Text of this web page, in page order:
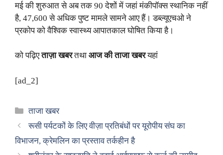
मई की शुरुआत से अब तक 90 देशों में जहां मंकीपॉक्स स्थानिक नहीं
है, 47,600 से अधिक पुष्ट मामले सामने आए हैं। डब्ल्यूएचओ ने
प्रकोप को वैश्विक स्वास्थ्य आपातकाल घोषित किया है।
को पढ़िएताज़ा खबरतथा आज की ताजा खबरयहां
[ad_2]
Categories
ताजा खबर
रूसी पर्यटकों के लिए वीज़ा प्रतिबंधों पर यूरोपीय संघ का
विभाजन, क्रेमलिन का प्रस्ताव तर्कहीन है